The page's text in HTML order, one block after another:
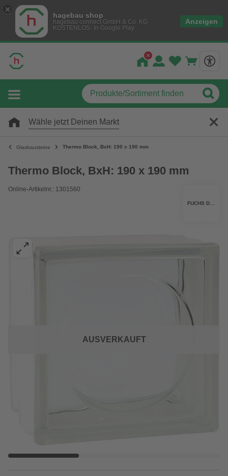
hagebau shop
hagebau connect GmbH & Co. KG
KOSTENLOS- In Google Play
Anzeigen
Wähle jetzt Deinen Markt
Glasbausteine Thermo Block, BxH: 190 x 190 mm
Thermo Block, BxH: 190 x 190 mm
Online-Artikelnr.: 1301560
AUSVERKAUFT